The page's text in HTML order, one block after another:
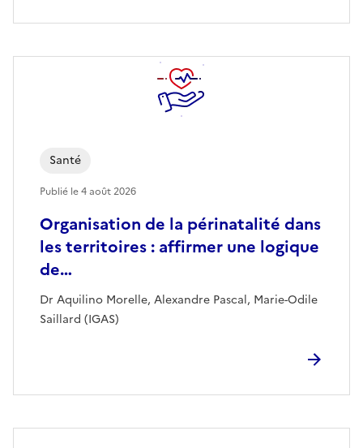
Organisation de la périnatalité dans
les territoires : affirmer une logique
de…
Dr Aquilino Morelle, Alexandre Pascal, Marie-Odile
Saillard (IGAS)
Santé
Publié le4 août 2026